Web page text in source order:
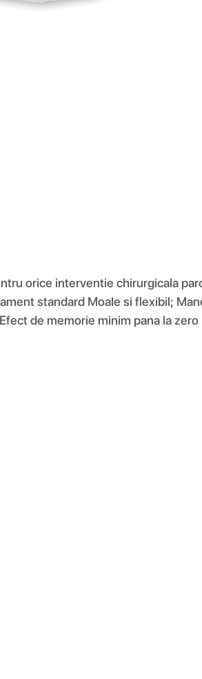
orice interventie chirurgicala
standard Moale si flexibil;
de memorie minim pana la zero